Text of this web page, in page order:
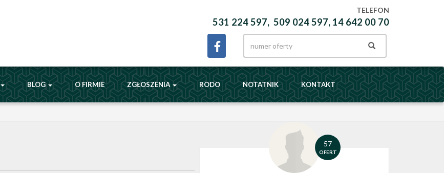
TELEFON
531 224 597, 509 024 597, 14 642 00 70
BLOG O FIRMIE ZGŁOSZENIA RODO NOTATNIK KONTAKT
57
OFERT